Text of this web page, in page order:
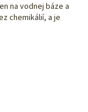
na vodnej báze a
chemikálií, a je